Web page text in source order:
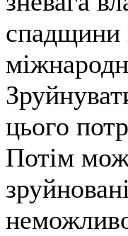
спадщини
цього
Потім